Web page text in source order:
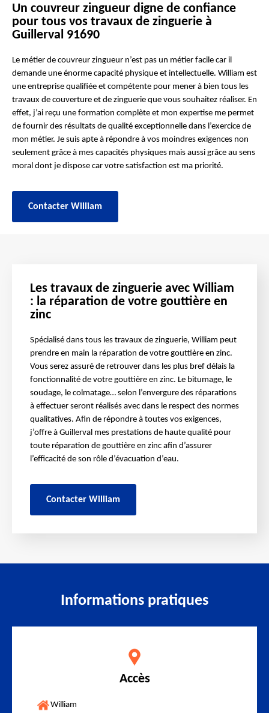
Un couvreur zingueur digne de confiance
pour tous vos travaux de zinguerie à
Guillerval 91690
Le métier de couvreur zingueur n’est pas un métier facile car il
demande une énorme capacité physique et intellectuelle. William est
une entreprise qualifiée et compétente pour mener à bien tous les
travaux de couverture et de zinguerie que vous souhaitez réaliser. En
effet, j’ai reçu une formation complète et mon expertise me permet
de fournir des résultats de qualité exceptionnelle dans l’exercice de
mon métier. Je suis apte à répondre à vos moindres exigences non
seulement grâce à mes capacités physiques mais aussi grâce au sens
moral dont je dispose car votre satisfaction est ma priorité.
Contacter William
Les travaux de zinguerie avec William
: la réparation de votre gouttière en
zinc
Spécialisé dans tous les travaux de zinguerie, William peut
prendre en main la réparation de votre gouttière en zinc.
Vous serez assuré de retrouver dans les plus bref délais la
fonctionnalité de votre gouttière en zinc. Le bitumage, le
soudage, le colmatage… selon l’envergure des réparations
à effectuer seront réalisés avec dans le respect des normes
qualitatives. Afin de répondre à toutes vos exigences,
j’offre à Guillerval mes prestations de haute qualité pour
toute réparation de gouttière en zinc afin d’assurer
l’efficacité de son rôle d’évacuation d’eau.
Contacter William
Informations pratiques
Accès
William